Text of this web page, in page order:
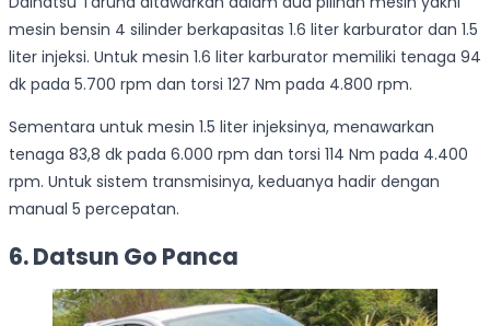
mesin bensin 4 silinder berkapasitas 1.6 liter karburator dan 1.5
liter injeksi. Untuk mesin 1.6 liter karburator memiliki tenaga 94
dk pada 5.700 rpm dan torsi 127 Nm pada 4.800 rpm.
Sementara untuk mesin 1.5 liter injeksinya, menawarkan
tenaga 83,8 dk pada 6.000 rpm dan torsi 114 Nm pada 4.400
rpm. Untuk sistem transmisinya, keduanya hadir dengan
manual 5 percepatan.
6. Datsun Go Panca